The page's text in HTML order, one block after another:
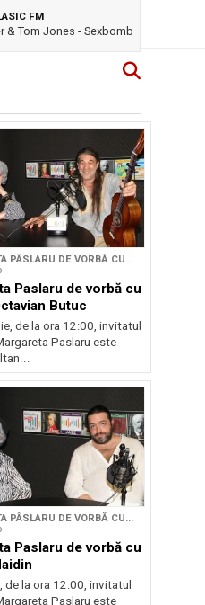
FM
& Tom Jones - Sexbomb
PÂSLARU DE VORBĂ CU...
Paslaru de vorbă cu
Butuc
de la ora 12:00, invitatul
Paslaru este
PÂSLARU DE VORBĂ CU...
Paslaru de vorbă cu
de la ora 12:00, invitatul
Paslaru este